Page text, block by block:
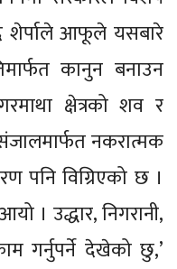
शेर्पाले आफूले यसबारे
कानुन बनाउन
क्षेत्रको शव र
नकरात्मक
पनि विग्रिएको छ ।
। उद्धार, निगरानी,
गर्नुपर्ने देखेको छु,’